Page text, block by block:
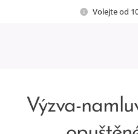
Volejte od
Výzva-